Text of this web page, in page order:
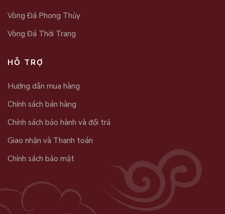
Vòng Đá Phong Thủy
Vòng Đá Thời Trang
HỖ TRỢ
Hướng dẫn mua hàng
Chính sách bán hàng
Chính sách bảo hành và đổi trả
Giao nhận và Thanh toán
Chính sách bảo mật